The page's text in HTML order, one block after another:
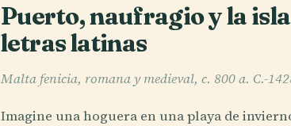
Puerto, naufragio y la
letras latinas
Malta fenicia, romana y medieval, c. 800 a. C.-
Imagine una hoguera en una playa de